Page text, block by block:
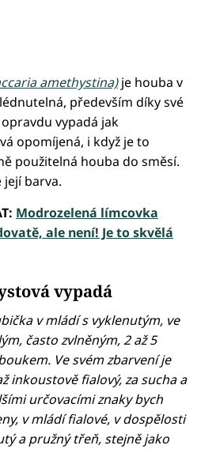
amethystina)je houba v
především díky své
vypadá jak
opomíjená, i když je to
použitelná houba do směsí.
barva.
Modrozelená límcovka
ale není! Je to skvělá
vypadá
v mládí s vyklenutým, ve
často zvlněným, 2 až 5
Ve svém zbarvení je
inkoustově fialový, za sucha a
určovacími znaky bych
v mládí fialové, v dospělosti
a pružný třeň, stejně jako